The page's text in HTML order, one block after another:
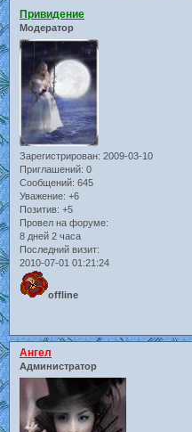
Привидение
Модератор
Зарегистрирован: 2009-03-10
Приглашений: 0
Сообщений: 645
Уважение: +6
Позитив: +5
Провел на форуме:
8 дней 2 часа
Последний визит:
2010-07-01 01:21:24
offline
Ангел
Администратор